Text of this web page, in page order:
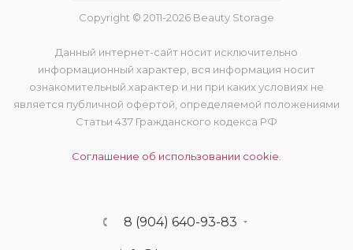
Copyright © 2011-2026 Beauty Storage
Данный интернет-сайт носит исключительно
информационный характер, вся информация носит
ознакомительный характер и ни при каких условиях не
является публичной офертой, определяемой положениями
Статьи 437 Гражданского кодекса РФ
Соглашение об использовании cookie.
8 (904) 640-93-83